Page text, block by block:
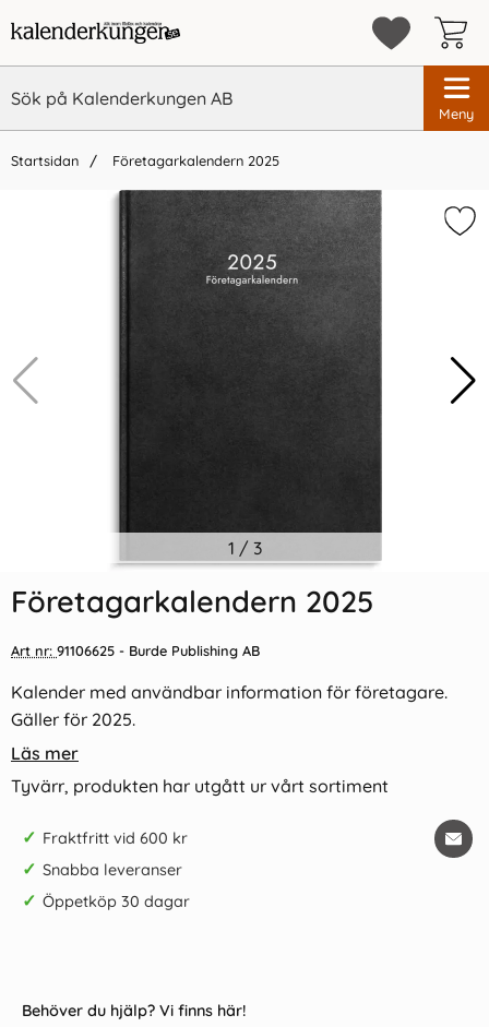
Meny
Startsidan Företagarkalendern 2025
Vi rekommenderar
svart
55 kr/st
Set2Go 4/Frp
159 kr/st
1 / 3
Företagarkalendern 2025
Art nr: 91106625 - Burde Publishing AB
Kalender med användbar information för företagare.
Gäller för 2025.
Läs mer
Tyvärr, produkten har utgått ur vårt sortiment
✓ Fraktfritt vid 600 kr
✓ Snabba leveranser
✓ Öppetköp 30 dagar
Behöver du hjälp? Vi finns här!